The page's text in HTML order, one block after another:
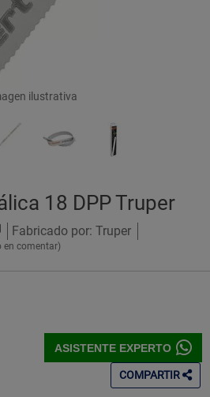
ilustrativa
18 DPP Truper
Fabricado por: Truper
en comentar)
ASISTENTE EXPERTO
COMPARTIR